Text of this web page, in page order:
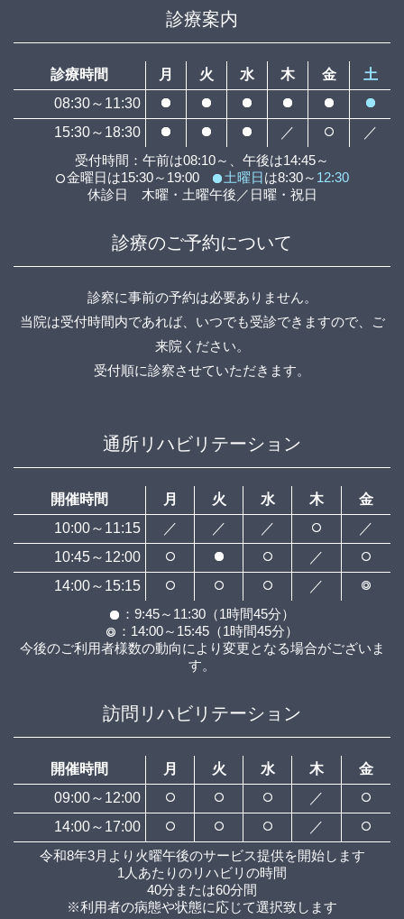
診療案内
診療時間 月 火 水 木 金
土
08:30～11:30
15:30～18:30
／
／
受付時間：午前は08:10～、午後は14:45～
金曜日は15:30～19:00
土曜日は8:30～ 12:30
休診日 木曜・土曜午後／日曜・祝日
診療のご予約について
診察に事前の予約は必要ありません。
当院は受付時間内であれば、いつでも受診できますので、ご
来院ください。
受付順に診察させていただきます。
通所リハビリテーション
開催時間 月 火 水 木
金
10:00～11:15
／ ／ ／
／
10:45～12:00
／
14:00～15:15
／
：9:45～11:30（1時間45分）
：14:00～15:45（1時間45分）
今後のご利用者様数の動向により変更となる場合がございま
す。
訪問リハビリテーション
開催時間 月 火 水 木
金
09:00～12:00
／
14:00～17:00
／
令和8年3月より火曜午後のサービス提供を開始します
1人あたりのリハビリの時間
40分または60分間
※利用者の病態や状態に応じて選択致します